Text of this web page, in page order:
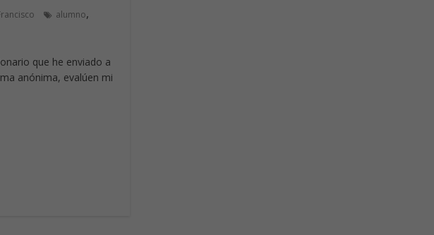
alumno,
que he enviado a
anónima, evalúen mi